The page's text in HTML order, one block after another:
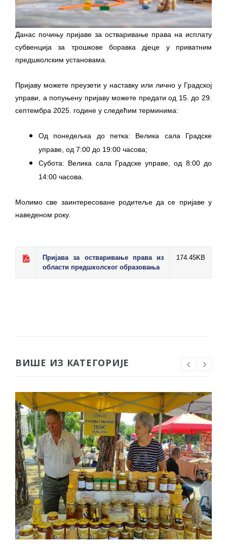
Захтјев за издавање ПОНОСНЕ КАРТИЦЕ
Обавјештење о забрани саобраћаја 6. и
7. августа
Обавјештење за предузетника - Вера
Ујић
Данас почињу пријаве за остваривање права на исплату
субвенција за трошкове боравка дјеце у приватним
предшколским установама.
Пријаву можете преузети у наставку или лично у Градској
управи, а попуњену пријаву можете предати од 15. до 29.
септембра 2025. године у следећим терминима:
Од понедељка до петка: Велика сала Градске
управе, од 7:00 до 19:00 часова;
Субота: Велика сала Градске управе, од 8:00 до
14:00 часова.
Молимо све заинтересоване родитеље да се пријаве у
наведеном року.
Пријава за остваривање права из
области предшколског образовања
174.45KB
ВИШЕ ИЗ КАТЕГОРИЈЕ